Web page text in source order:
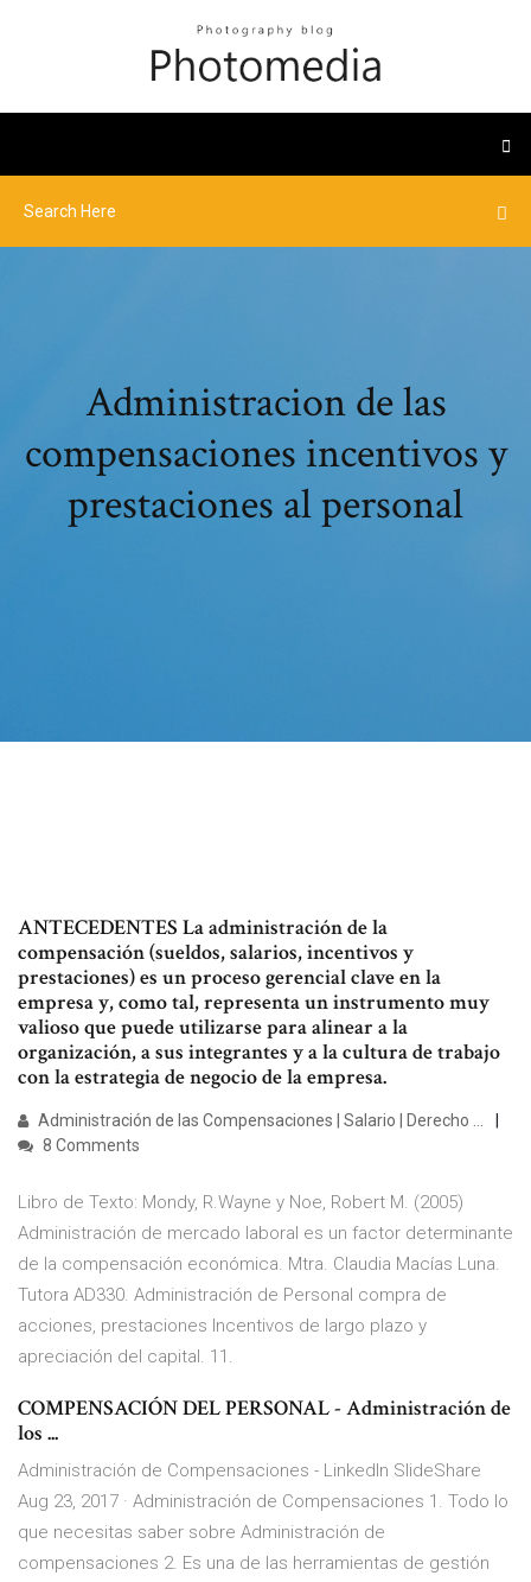
Administracion de las
compensaciones incentivos y
prestaciones al personal
ANTECEDENTES La administración de la
compensación (sueldos, salarios, incentivos y
prestaciones) es un proceso gerencial clave en la
empresa y, como tal, representa un instrumento muy
valioso que puede utilizarse para alinear a la
organización, a sus integrantes y a la cultura de trabajo
con la estrategia de negocio de la empresa.
Administración de las Compensaciones | Salario | Derecho ...
8 Comments
Libro de Texto: Mondy, R.Wayne y Noe, Robert M. (2005)
Administración de mercado laboral es un factor determinante
de la compensación económica. Mtra. Claudia Macías Luna.
Tutora AD330. Administración de Personal compra de
acciones, prestaciones Incentivos de largo plazo y
apreciación del capital. 11.
COMPENSACIÓN DEL PERSONAL - Administración de
los ...
Administración de Compensaciones - LinkedIn SlideShare
Aug 23, 2017 · Administración de Compensaciones 1. Todo lo
que necesitas saber sobre Administración de
compensaciones 2. Es una de las herramientas de gestión